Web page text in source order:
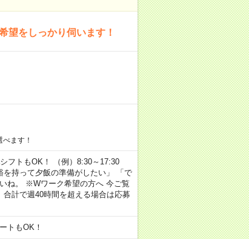
望をしっかり伺います！
ます！
フトもOK！ （例）8:30～17:30
持って夕飯の準備がしたい」 「で
ね。 ※Wワーク希望の方へ 今ご覧
計で週40時間を超える場合は応募
トもOK！